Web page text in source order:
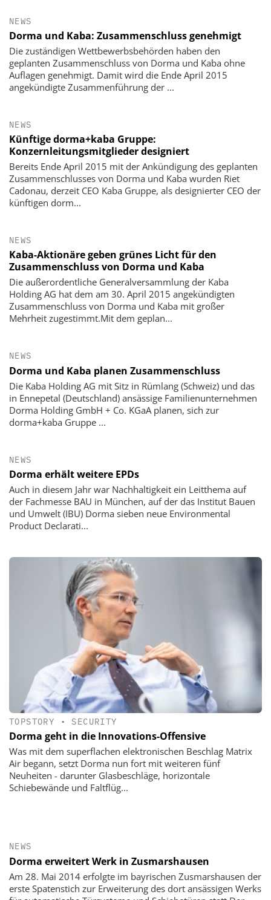
NEWS
Dorma und Kaba: Zusammenschluss genehmigt
Die zuständigen Wettbewerbsbehörden haben den
geplanten Zusammenschluss von Dorma und Kaba ohne
Auflagen genehmigt. Damit wird die Ende April 2015
angekündigte Zusammenführung der ...
NEWS
Künftige dorma+kaba Gruppe:
Konzernleitungsmitglieder designiert
Bereits Ende April 2015 mit der Ankündigung des geplanten
Zusammenschlusses von Dorma und Kaba wurden Riet
Cadonau, derzeit CEO Kaba Gruppe, als designierter CEO der
künftigen dorm...
NEWS
Kaba-Aktionäre geben grünes Licht für den
Zusammenschluss von Dorma und Kaba
Die außerordentliche Generalversammlung der Kaba
Holding AG hat dem am 30. April 2015 angekündigten
Zusammenschluss von Dorma und Kaba mit großer
Mehrheit zugestimmt.Mit dem geplan...
NEWS
Dorma und Kaba planen Zusammenschluss
Die Kaba Holding AG mit Sitz in Rümlang (Schweiz) und das
in Ennepetal (Deutschland) ansässige Familienunternehmen
Dorma Holding GmbH + Co. KGaA planen, sich zur
dorma+kaba Gruppe ...
NEWS
Dorma erhält weitere EPDs
Auch in diesem Jahr war Nachhaltigkeit ein Leitthema auf
der Fachmesse BAU in München, auf der das Institut Bauen
und Umwelt (IBU) Dorma sieben neue Environmental
Product Declarati...
TOPSTORY • SECURITY
Dorma geht in die Innovations-Offensive
Was mit dem superflachen elektronischen Beschlag Matrix
Air begann, setzt Dorma nun fort mit weiteren fünf
Neuheiten - darunter Glasbeschläge, horizontale
Schiebewände und Faltflüg...
NEWS
Dorma erweitert Werk in Zusmarshausen
Am 28. Mai 2014 erfolgte im bayrischen Zusmarshausen der
erste Spatenstich zur Erweiterung des dort ansässigen Werks